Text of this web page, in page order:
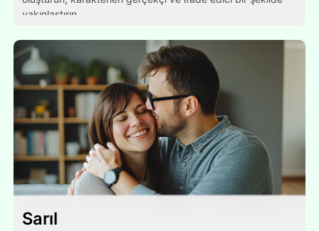
yakınlaştırın.
Sarıl